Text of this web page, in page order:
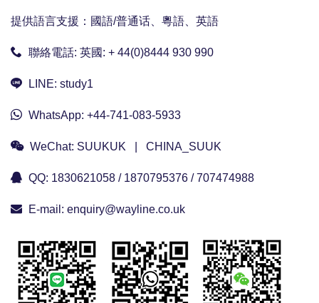
提供語言支援：國語/普通话、粵語、英語
聯絡電話: 英國: + 44(0)8444 930 990
LINE: study1
WhatsApp: +44-741-083-5933
WeChat: SUUKUK | CHINA_SUUK
QQ: 1830621058 / 1870795376 / 707474988
E-mail: enquiry@wayline.co.uk